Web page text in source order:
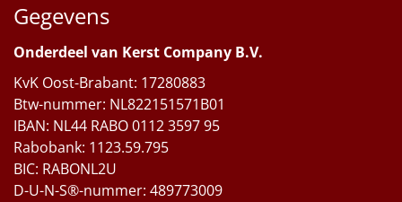
Gegevens
Onderdeel van Kerst Company B.V.
KvK Oost-Brabant: 17280883
Btw-nummer: NL822151571B01
IBAN: NL44 RABO 0112 3597 95
Rabobank: 1123.59.795
BIC: RABONL2U
D-U-N-S®-nummer: 489773009